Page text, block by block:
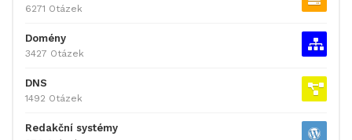
6271 Otázek
Domény
3427 Otázek
DNS
1492 Otázek
Redakční systémy